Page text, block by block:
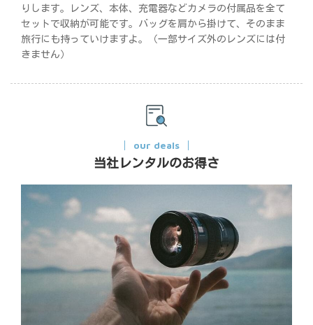
りします。レンズ、本体、充電器などカメラの付属品を全て
セットで収納が可能です。バッグを肩から掛けて、そのまま
旅行にも持っていけますよ。（一部サイズ外のレンズには付
きません）
our deals
当社レンタルのお得さ